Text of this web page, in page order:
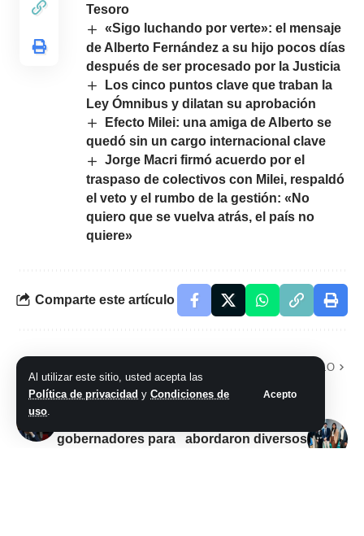
Al utilizar este sitio, usted acepta las
Política de privacidad y Condiciones de
uso.
Acepto
Tesoro
«Sigo luchando por verte»: el mensaje
de Alberto Fernández a su hijo pocos días
después de ser procesado por la Justicia
Los cinco puntos clave que traban la
Ley Ómnibus y dilatan su aprobación
Efecto Milei: una amiga de Alberto se
quedó sin un cargo internacional clave
Jorge Macri firmó acuerdo por el
traspaso de colectivos con Milei, respaldó
el veto y el rumbo de la gestión: «No
quiero que se vuelva atrás, el país no
quiere»
Comparte este artículo
Santilli insiste con
eliminar las PASO y
gobernadores para
SIGUIENTE ARTÍCULO
profesores de la
abordaron diversos